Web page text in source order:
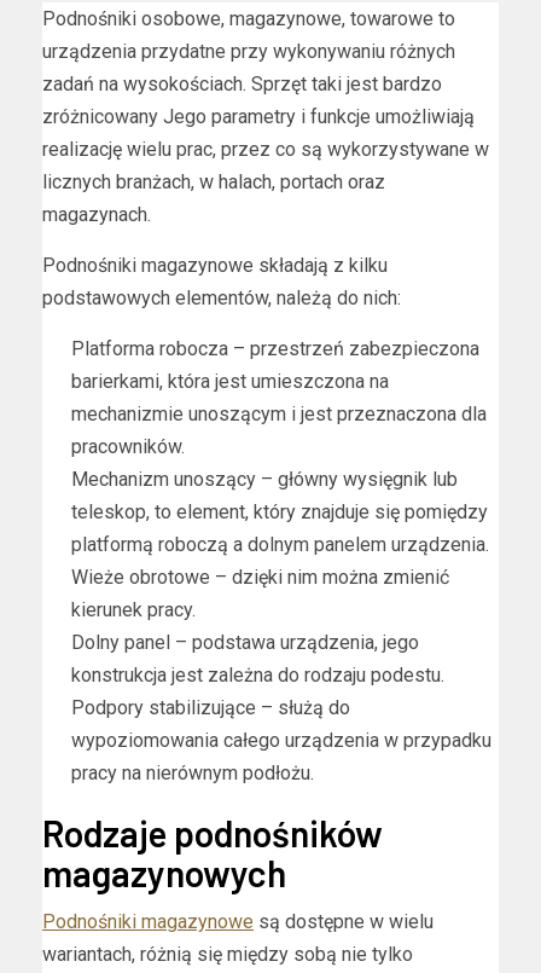
Podnośniki osobowe, magazynowe, towarowe to
urządzenia przydatne przy wykonywaniu różnych
zadań na wysokościach. Sprzęt taki jest bardzo
zróżnicowany Jego parametry i funkcje umożliwiają
realizację wielu prac, przez co są wykorzystywane w
licznych branżach, w halach, portach oraz
magazynach.
Podnośniki magazynowe składają z kilku
podstawowych elementów, należą do nich:
Platforma robocza – przestrzeń zabezpieczona
barierkami, która jest umieszczona na
mechanizmie unoszącym i jest przeznaczona dla
pracowników.
Mechanizm unoszący – główny wysięgnik lub
teleskop, to element, który znajduje się pomiędzy
platformą roboczą a dolnym panelem urządzenia.
Wieże obrotowe – dzięki nim można zmienić
kierunek pracy.
Dolny panel – podstawa urządzenia, jego
konstrukcja jest zależna do rodzaju podestu.
Podpory stabilizujące – służą do
wypoziomowania całego urządzenia w przypadku
pracy na nierównym podłożu.
Rodzaje podnośników
magazynowych
Podnośniki magazynowe są dostępne w wielu
wariantach, różnią się między sobą nie tylko